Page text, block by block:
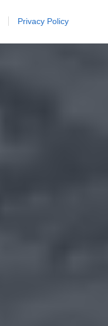
Privacy Policy